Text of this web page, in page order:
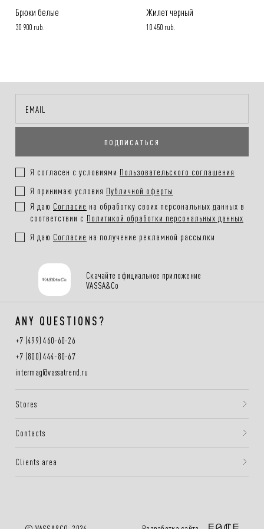
Брюки белые
30 900 rub.
Жилет черный
10 450 rub.
ПОДПИСАТЬСЯ
Я согласен с условиями Пользовательского соглашения
Я принимаю условия Публичной оферты
Я даю Согласие на обработку своих персональных данных в
соответствии с Политикой обработки персональных данных
Я даю Согласие на получение рекламной рассылки
Скачайте официальное приложение
VASSA&Co
ANY QUESTIONS?
+7 (499) 460-60-26
+7 (800) 444-80-67
intermag@vassatrend.ru
Stores
Contacts
Clients area